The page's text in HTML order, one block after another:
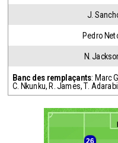
J.
Pedro
N.
Banc des remplaçants: Marc
C. Nkunku, R. James,T.